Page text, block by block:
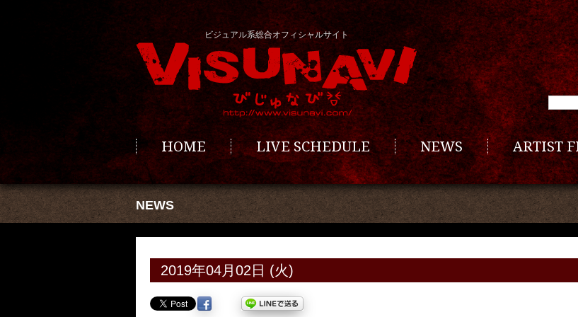
ビジュアル系総合オフィシャルサイト
HOME LIVE SCHEDULE NEWS ARTIST
NEWS
2019年04月02日 (火)